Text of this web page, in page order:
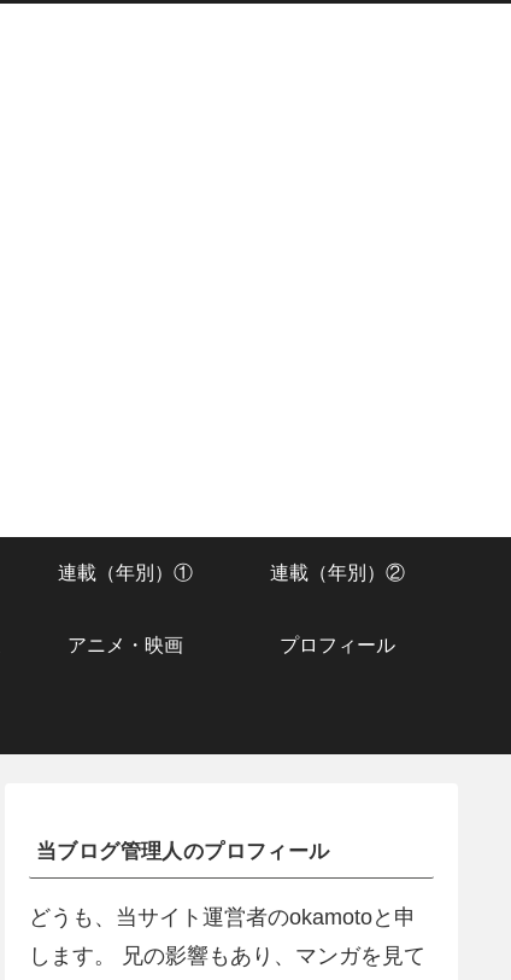
連載（年別）① 連載（年別）②
アニメ・映画 プロフィール
当ブログ管理人のプロフィール
どうも、当サイト運営者のokamotoと申
します。 兄の影響もあり、マンガを見て